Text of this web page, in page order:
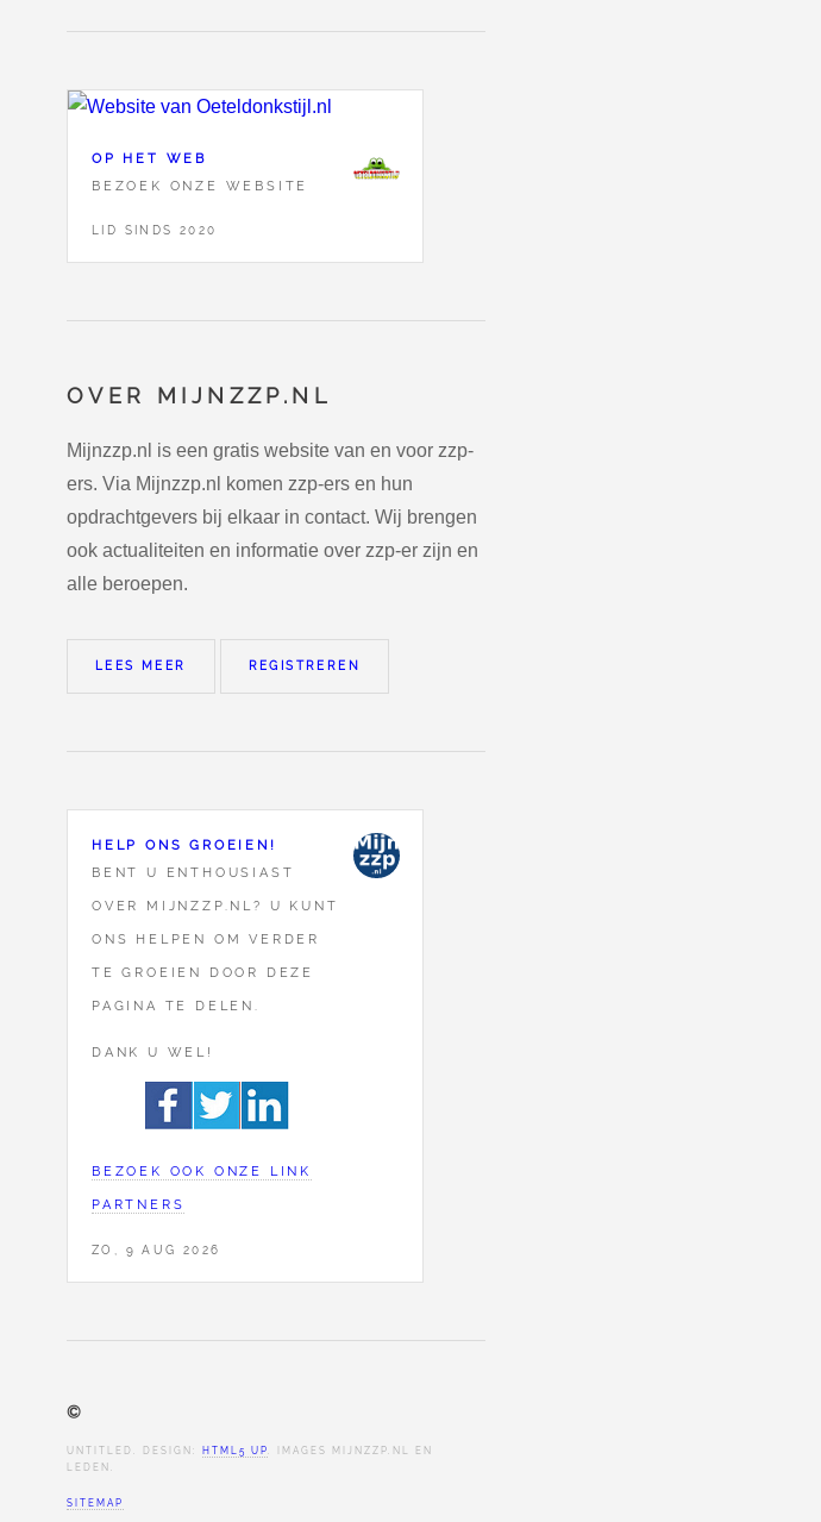
OP HET WEB
BEZOEK ONZE WEBSITE
LID SINDS 2020
OVER MIJNZZP.NL
Mijnzzp.nl is een gratis website van en voor zzp-
ers. Via Mijnzzp.nl komen zzp-ers en hun
opdrachtgevers bij elkaar in contact. Wij brengen
ook actualiteiten en informatie over zzp-er zijn en
alle beroepen.
LEES MEER REGISTREREN
HELP ONS GROEIEN!
BENT U ENTHOUSIAST
OVER MIJNZZP.NL? U KUNT
ONS HELPEN OM VERDER
TE GROEIEN DOOR DEZE
PAGINA TE DELEN.
DANK U WEL!
BEZOEK OOK ONZE LINK
PARTNERS
ZO, 9 AUG 2026
©
UNTITLED. DESIGN: HTML5 UP. IMAGES MIJNZZP.NL EN
LEDEN.
SITEMAP